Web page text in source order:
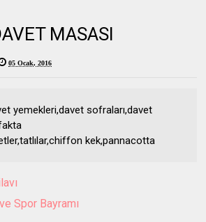
MASASI
05 Ocak, 2016
yemekleri,davet sofraları,davet
kek,pannacotta
Spor Bayramı